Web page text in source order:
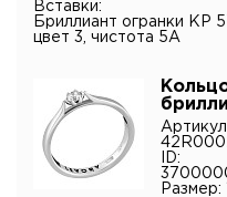
Вставки:
Бриллиант огранки КР
цвет 3, чистота 5А
ID:
Размер: